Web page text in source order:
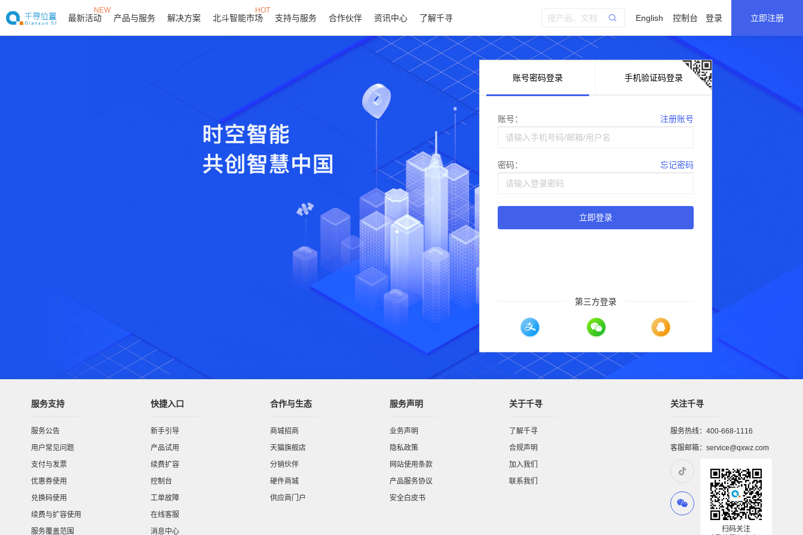
最新活动
NEW
产品与服务 解决方案 北斗智能市场
HOT
支持与服务 合作伙伴 资讯中心 了解千寻 English 控制台 登录 立即注册
账号密码登录 手机验证码登录
账号： 注册账号
密码： 忘记密码
立即登录
第三方登录
服务支持
服务公告
用户常见问题
支付与发票
优惠券使用
兑换码使用
续费与扩容使用
服务覆盖范围
快捷入口
新手引导
产品试用
续费扩容
控制台
工单故障
在线客服
消息中心
合作与生态
商城招商
天猫旗舰店
分销伙伴
硬件商城
供应商门户
服务声明
业务声明
隐私政策
网站使用条款
产品服务协议
安全白皮书
关于千寻
了解千寻
合规声明
加入我们
联系我们
关注千寻
服务热线：400-668-1116
客服邮箱：service@qxwz.com
扫码关注